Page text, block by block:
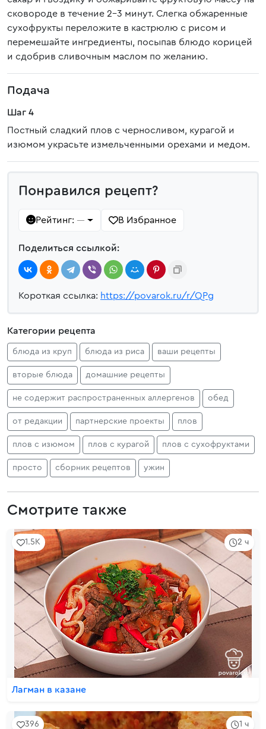
сковороде в течение 2-3 минут. Слегка обжаренные
сухофрукты переложите в кастрюлю с рисом и
перемешайте ингредиенты, посыпав блюдо корицей
и сдобрив сливочным маслом по желанию.
Подача
Шаг 4
Постный сладкий плов с черносливом, курагой и
изюмом украсьте измельченными орехами и медом.
Понравился рецепт?
Рейтинг: — В Избранное
Поделиться ссылкой:
Короткая ссылка: https://povarok.ru/r/QPg
Категории рецепта
блюда из круп блюда из риса ваши рецепты
вторые блюда домашние рецепты
не содержит распространенных аллергенов обед
от редакции партнерские проекты плов
плов с изюмом плов с курагой плов с сухофруктами
просто сборник рецептов ужин
Смотрите также
2 ч
1.5K
Лагман в казане
1 ч
396